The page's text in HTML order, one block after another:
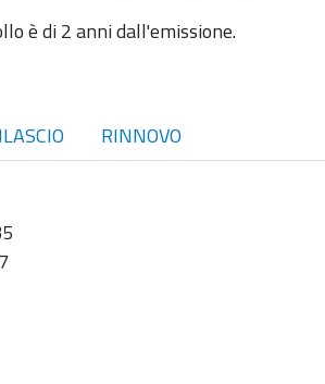
è di 2 anni dall'emissione.
RINNOVO